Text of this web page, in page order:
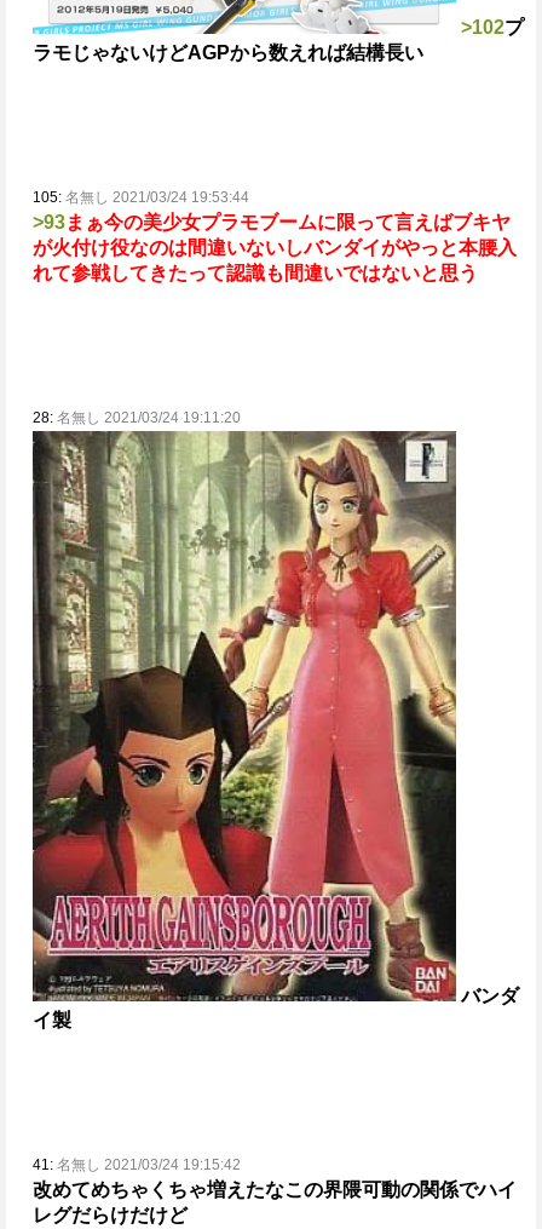
>102プ
ラモじゃないけどAGPから数えれば結構長い
105: 名無し 2021/03/24 19:53:44
>93まぁ今の美少女プラモブームに限って言えばブキヤ
が火付け役なのは間違いないしバンダイがやっと本腰入
れて参戦してきたって認識も間違いではないと思う
28: 名無し 2021/03/24 19:11:20
バンダ
イ製
41: 名無し 2021/03/24 19:15:42
改めてめちゃくちゃ増えたなこの界隈可動の関係でハイ
レグだらけだけど